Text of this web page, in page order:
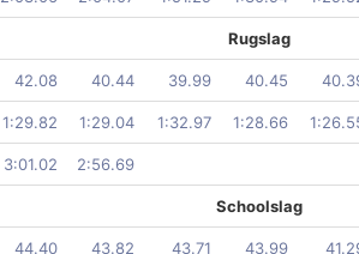
Rugslag
42.08 40.44 39.99 40.45
1:29.82 1:29.04 1:32.97 1:28.66
3:01.02 2:56.69
Schoolslag
44.40 43.82 43.71 43.99